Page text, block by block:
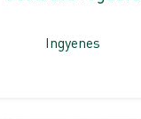
Ingyenes